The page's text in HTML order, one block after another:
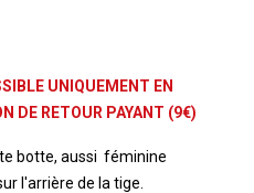
UNIQUEMENT EN
DE RETOUR PAYANT (9€)
botte, aussi féminine
l'arrière de la tige.